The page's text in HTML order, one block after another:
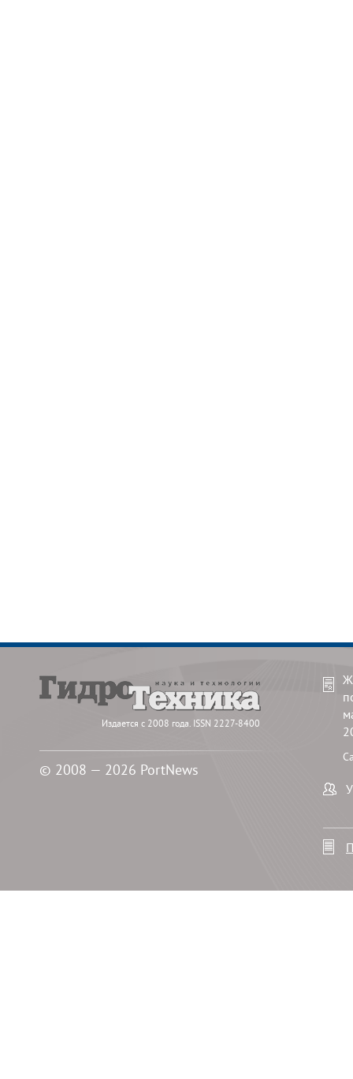
Издается с 2008 года. ISSN 2227-8400
© 2008 — 2026 PortNews